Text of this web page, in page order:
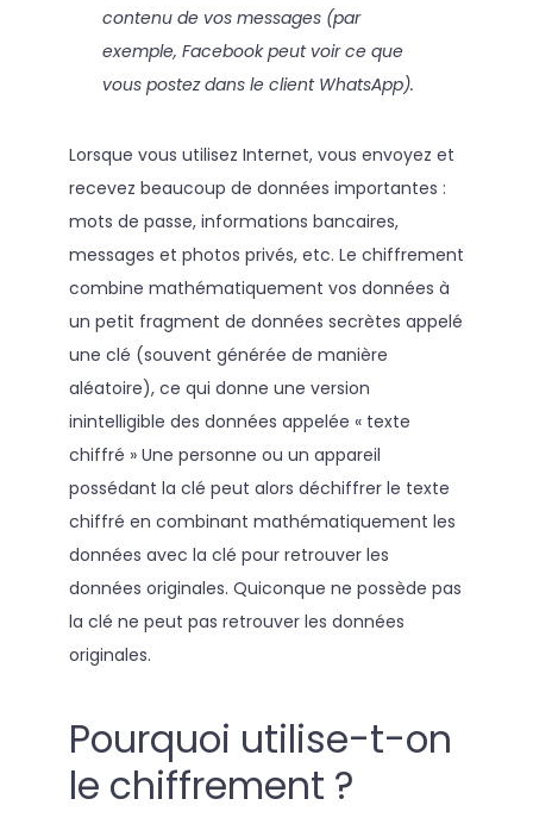
contenu de vos messages (par
exemple, Facebook peut voir ce que
vous postez dans le client WhatsApp).
Lorsque vous utilisez Internet, vous envoyez et
recevez beaucoup de données importantes :
mots de passe, informations bancaires,
messages et photos privés, etc. Le chiffrement
combine mathématiquement vos données à
un petit fragment de données secrètes appelé
une clé (souvent générée de manière
aléatoire), ce qui donne une version
inintelligible des données appelée « texte
chiffré » Une personne ou un appareil
possédant la clé peut alors déchiffrer le texte
chiffré en combinant mathématiquement les
données avec la clé pour retrouver les
données originales. Quiconque ne possède pas
la clé ne peut pas retrouver les données
originales.
Pourquoi utilise-t-on
le chiffrement ?